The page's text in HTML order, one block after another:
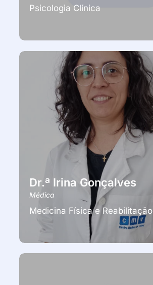
Psicologia Clínica
Dr.ª Irina Gonçalves
Médica
Medicina Física e Reabilitação